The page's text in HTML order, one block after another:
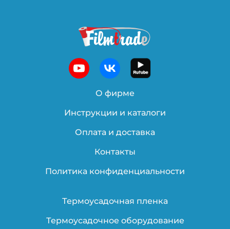
О фирме
Инструкции и каталоги
Оплата и доставка
Контакты
Политика конфиденциальности
Термоусадочная пленка
Термоусадочное оборудование